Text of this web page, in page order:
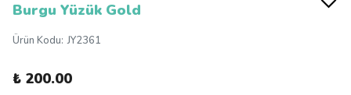
Burgu Yüzük Gold
Ürün Kodu: JY2361
₺ 200.00